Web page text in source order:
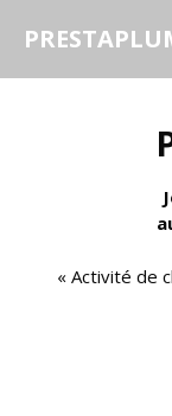
« Activité de